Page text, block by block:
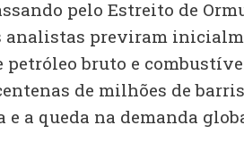
pelo Estreito de
analistas previram
petróleo bruto e
de milhões de
e a queda na demanda